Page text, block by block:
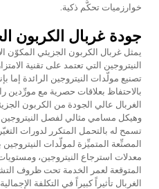
خوارزميات تحكُّم ذكية.
جودة غربال الكربون
يمثل غربال الكربون الجزيئي المكوّن
تصنيع مولّدات النيتروجين الرائدة إما
بالاحتفاظ بعلاقات حصرية مع مورِّدين
الغربال عالي الجودة من الكربون
وهيكل مسامي مثالي لفصل النيتروجين
تسمح له بالتحمل المتكرر لدورات
المصنِّعة المتميِّزة لمولّدات
معدلات استرجاع النيتروجين، ومستويات
المتوقعة لعمر الخدمة تحت ظروف
الغربال تأثيراً كبيراً في التكلفة